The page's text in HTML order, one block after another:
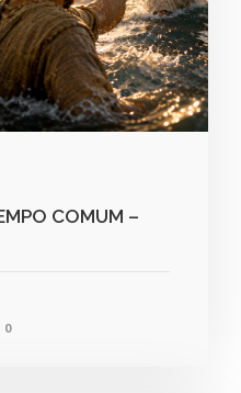
COMUM –
0